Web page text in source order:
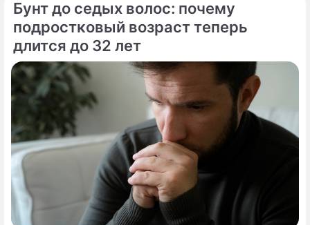
Бунт до седых волос: почему
подростковый возраст теперь
длится до 32 лет